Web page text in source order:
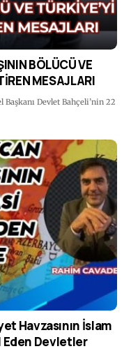
BÖLÜCÜ VE
MESAJLARI
Devlet Bahçeli’nin 22
Havzasının İslam
Eden Devletler